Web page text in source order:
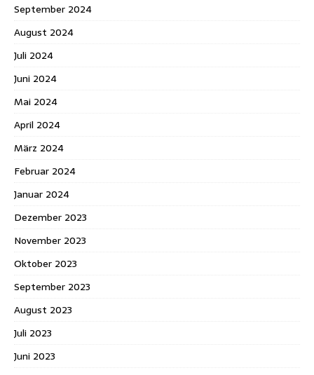
September 2024
August 2024
Juli 2024
Juni 2024
Mai 2024
April 2024
März 2024
Februar 2024
Januar 2024
Dezember 2023
November 2023
Oktober 2023
September 2023
August 2023
Juli 2023
Juni 2023